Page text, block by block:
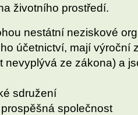
životního prostředí.
nestátní neziskové
účetnictví, mají výroční
nevyplývá ze zákona) a
sdružení
společnost